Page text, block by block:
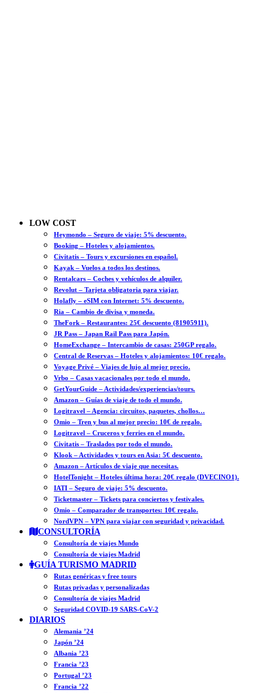
LOW COST
Heymondo – Seguro de viaje: 5% descuento.
Booking – Hoteles y alojamientos.
Civitatis – Tours y excursiones en español.
Kayak – Vuelos a todos los destinos.
Rentalcars – Coches y vehículos de alquiler.
Revolut – Tarjeta obligatoria para viajar.
Holafly – eSIM con Internet: 5% descuento.
Ria – Cambio de divisa y moneda.
TheFork – Restaurantes: 25€ descuento (81905911).
JR Pass – Japan Rail Pass para Japón.
HomeExchange – Intercambio de casas: 250GP regalo.
Central de Reservas – Hoteles y alojamientos: 10€ regalo.
Voyage Privé – Viajes de lujo al mejor precio.
Vrbo – Casas vacacionales por todo el mundo.
GetYourGuide – Actividades/experiencias/tours.
Amazon – Guías de viaje de todo el mundo.
Logitravel – Agencia: circuitos, paquetes, chollos…
Omio – Tren y bus al mejor precio: 10€ de regalo.
Logitravel – Cruceros y ferries en el mundo.
Civitatis – Traslados por todo el mundo.
Klook – Actividades y tours en Asia: 5€ descuento.
Amazon – Artículos de viaje que necesitas.
HotelTonight – Hoteles última hora: 20€ regalo (DVECINO1).
IATI – Seguro de viaje: 5% descuento.
Ticketmaster – Tickets para conciertos y festivales.
Omio – Comparador de transportes: 10€ regalo.
NordVPN – VPN para viajar con seguridad y privacidad.
CONSULTORÍA
Consultoría de viajes Mundo
Consultoría de viajes Madrid
GUÍA TURISMO MADRID
Rutas genéricas y free tours
Rutas privadas y personalizadas
Consultoría de viajes Madrid
Seguridad COVID-19 SARS-CoV-2
DIARIOS
Alemania ’24
Japón ’24
Albania ’23
Francia ’23
Portugal ’23
Francia ’22